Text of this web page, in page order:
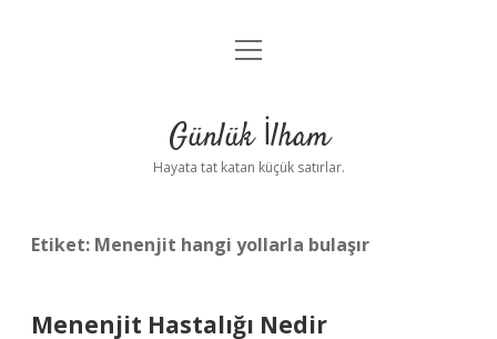
Anasayfa
Yasal Uyarı
menüyü
Günlük İlham
Hayata tat katan küçük satırlar.
Etiket: Menenjit hangi yollarla bulaşır
Menenjit Hastalığı Nedir